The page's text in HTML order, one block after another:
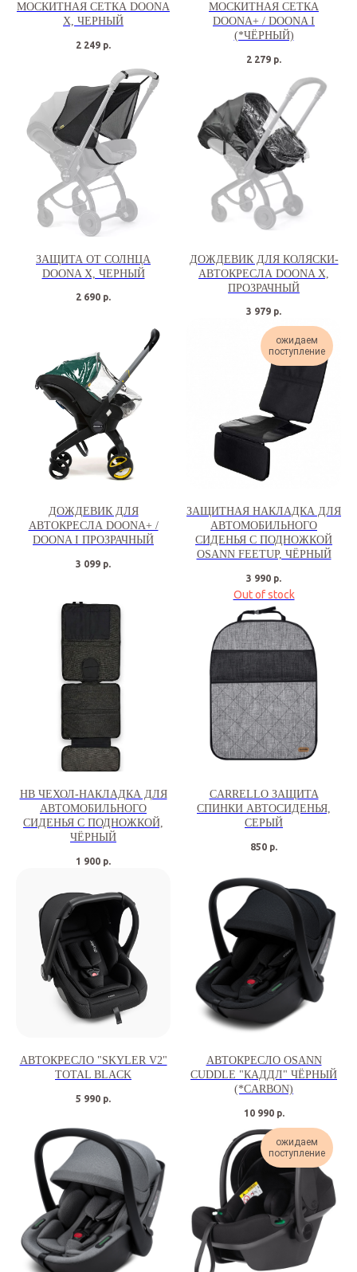
МОСКИТНАЯ СЕТКА DOONA
X, ЧЕРНЫЙ
2 249 р.
МОСКИТНАЯ СЕТКА
DOONA+ / DOONA I
(*ЧЁРНЫЙ)
2 279 р.
ЗАЩИТА ОТ СОЛНЦА
DOONA X, ЧЕРНЫЙ
2 690 р.
ДОЖДЕВИК ДЛЯ КОЛЯСКИ-
АВТОКРЕСЛА DOONA X,
ПРОЗРАЧНЫЙ
3 979 р.
ДОЖДЕВИК ДЛЯ
АВТОКРЕСЛА DOONA+ /
DOONA I ПРОЗРАЧНЫЙ
3 099 р.
ожидаем
поступление
ЗАЩИТНАЯ НАКЛАДКА ДЛЯ
АВТОМОБИЛЬНОГО
СИДЕНЬЯ С ПОДНОЖКОЙ
OSANN FEETUP, ЧЁРНЫЙ
3 990 р.
Out of stock
HB ЧЕХОЛ-НАКЛАДКА ДЛЯ
АВТОМОБИЛЬНОГО
СИДЕНЬЯ С ПОДНОЖКОЙ,
ЧЁРНЫЙ
1 900 р.
CARRELLO ЗАЩИТА
СПИНКИ АВТОСИДЕНЬЯ,
СЕРЫЙ
850 р.
АВТОКРЕСЛО "SKYLER V2"
TOTAL BLACK
5 990 р.
АВТОКРЕСЛО OSANN
CUDDLE "КАДДЛ" ЧЁРНЫЙ
(*CARBON)
10 990 р.
ожидаем
поступление